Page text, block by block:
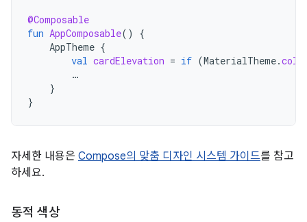
@Composable
fun AppComposable()
{
AppTheme {
val cardElevation = if (MaterialTheme.
…
}
}
자세한 내용은 Compose의 맞춤 디자인 시스템 가이드를 참고
하세요.
동적 색상